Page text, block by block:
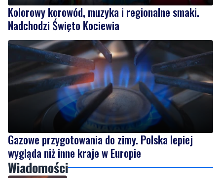
Kolorowy korowód, muzyka i regionalne smaki.
Nadchodzi Święto Kociewia
Gazowe przygotowania do zimy. Polska lepiej
wygląda niż inne kraje w Europie
Wiadomości